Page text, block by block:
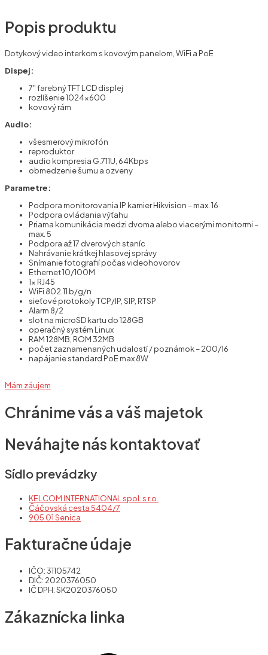
Popis produktu
Dotykový video interkom s kovovým panelom, WiFi a PoE
Dispej:
7" farebný TFT LCD displej
rozlíšenie 1024×600
kovový rám
Audio:
všesmerový mikrofón
reproduktor
audio kompresia G.711U, 64Kbps
obmedzenie šumu a ozveny
Parametre:
Podpora monitorovania IP kamier Hikvision – max. 16
Podpora ovládania výťahu
Priama komunikácia medzi dvoma alebo viacerými monitormi –
max. 5
Podpora až 17 dverových staníc
Nahrávanie krátkej hlasovej správy
Snímanie fotografií počas videohovorov
Ethernet 10/100M
1x RJ45
WiFi 802.11 b/g/n
sieťové protokoly TCP/IP, SIP, RTSP
Alarm 8/2
slot na microSD kartu do 128GB
operačný systém Linux
RAM 128MB, ROM 32MB
počet zaznamenaných udalostí / poznámok – 200/16
napájanie standard PoE max 8W
Mám záujem
Chránime vás a váš majetok
Neváhajte nás kontaktovať
Sídlo prevádzky
KELCOM INTERNATIONAL spol. s r.o.
Čáčovská cesta 5404/7
905 01 Senica
Fakturačne údaje
IČO: 31105742
DIČ: 2020376050
IČ DPH: SK2020376050
Zákaznícka linka